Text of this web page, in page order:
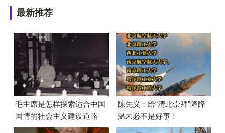
最新推荐
毛主席是怎样探索适合中国
国情的社会主义建设道路
的？
陈先义：给“清北崇拜”降降
温未必不是好事！